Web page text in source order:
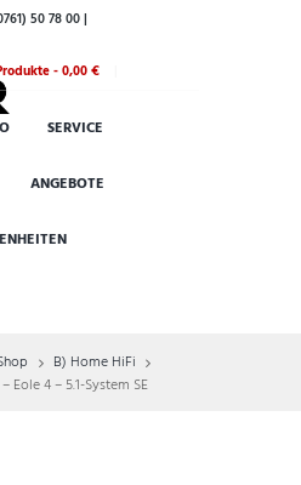
50 78 00 |
-0,00 €
SERVICE
ANGEBOTE
B) Home HiFi
Eole 4 – 5.1-System SE